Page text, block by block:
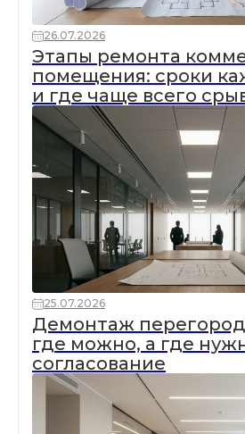
26.07.2026
Этапы ремонта
помещения: сроки
и где чаще всего
25.07.2026
Демонтаж
где можно, а где
согласование